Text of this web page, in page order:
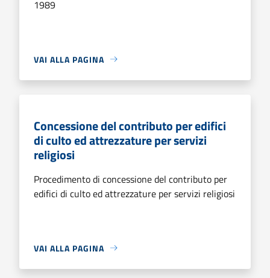
1989
VAI ALLA PAGINA
Concessione del contributo per edifici
di culto ed attrezzature per servizi
religiosi
Procedimento di concessione del contributo per
edifici di culto ed attrezzature per servizi religiosi
VAI ALLA PAGINA